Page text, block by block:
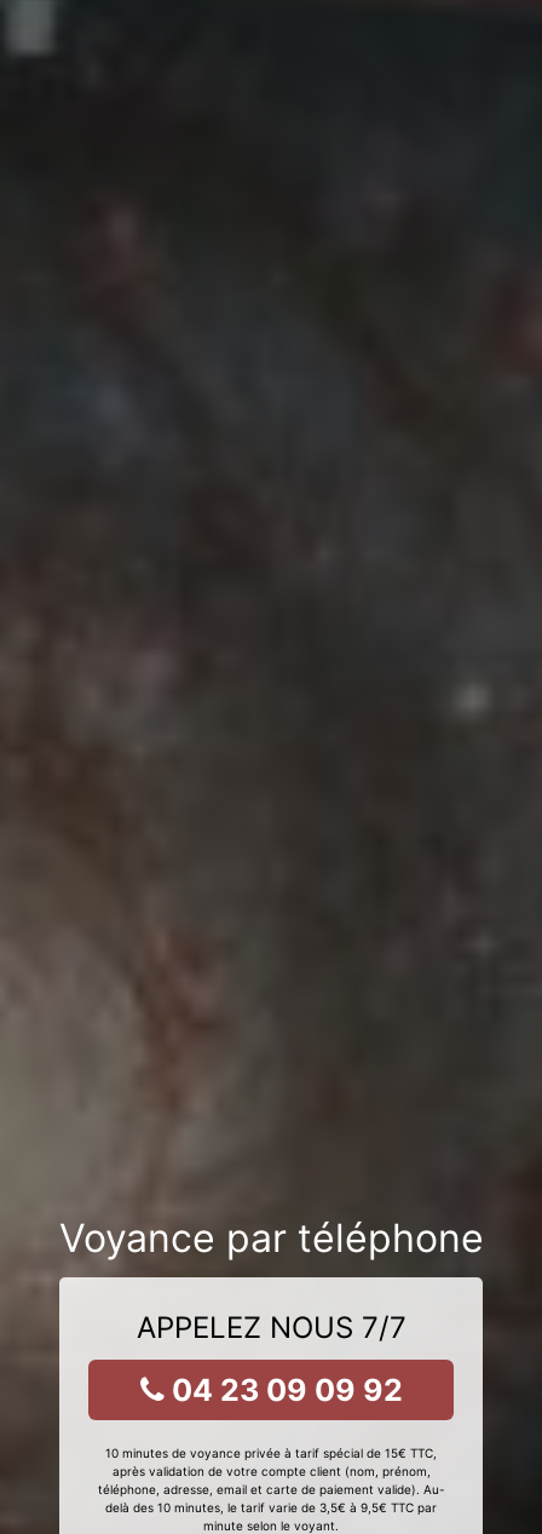
Voyance par téléphone
APPELEZ NOUS 7/7
04 23 09 09 92
10 minutes de voyance privée à tarif spécial de 15€ TTC,
après validation de votre compte client (nom, prénom,
téléphone, adresse, email et carte de paiement valide). Au-
delà des 10 minutes, le tarif varie de 3,5€ à 9,5€ TTC par
minute selon le voyant.